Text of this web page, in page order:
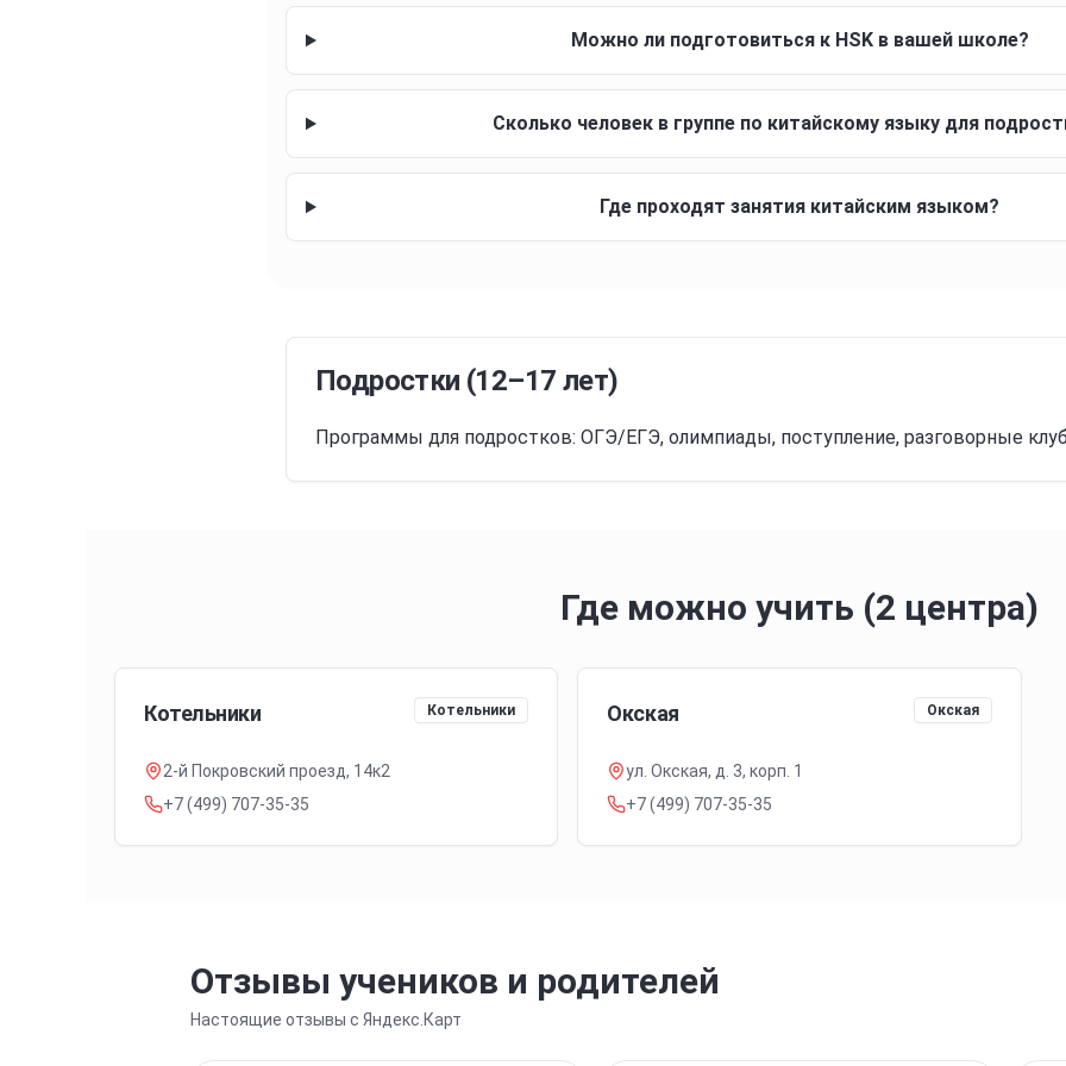
Можно ли подготовиться к HSK в вашей школе?
Сколько человек в группе по китайскому языку для
Где проходят занятия китайским языком?
Подростки (12–17 лет)
Программы для подростков: ОГЭ/ЕГЭ, олимпиады, поступление, разговорные
Где можно учить (2 центра)
Котельники Котельники
2-й Покровский проезд, 14к2
+7 (499) 707-35-35
Окская Окская
ул. Окская, д. 3, корп. 1
+7 (499) 707-35-35
Отзывы учеников и родителей
Настоящие отзывы с Яндекс.Карт